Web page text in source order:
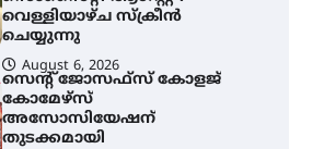
വെള്ളിയാഴ്ച സ്‌ക്രീൻ
ചെയ്യുന്നു
August 6, 2026
സെന്റ് ജോസഫ്സ് കോളജ്
കോമേഴ്‌സ്
അസോസിയേഷന്
തുടക്കമായി